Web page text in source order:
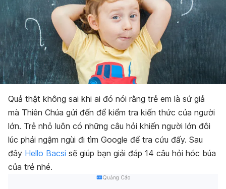
Quả thật không sai khi ai đó nói rằng trẻ em là sứ giả
mà Thiên Chúa gửi đến để kiểm tra kiến thức của người
lớn. Trẻ nhỏ luôn có những câu hỏi khiến người lớn đôi
lúc phải ngậm ngùi đi tìm Google để tra cứu đấy. Sau
đây Hello Bacsi sẽ giúp bạn giải đáp 14 câu hỏi hóc búa
của trẻ nhé.
Quảng Cáo